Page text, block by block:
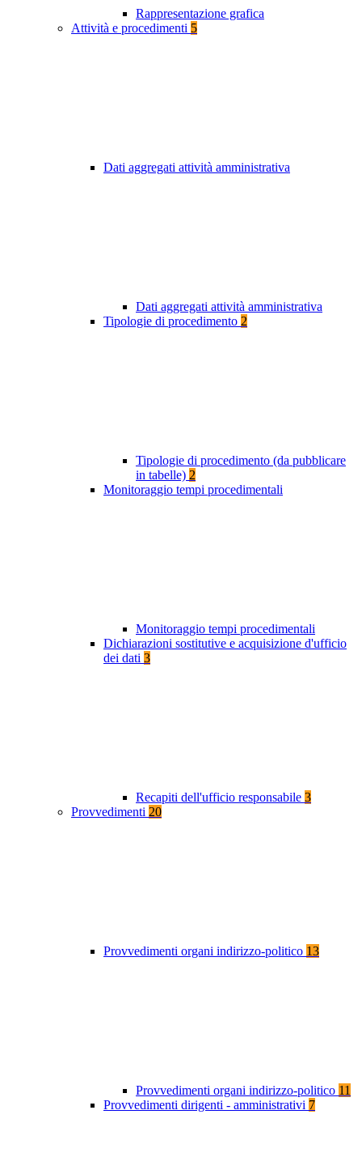
Rappresentazione grafica
Attività e procedimenti 5
Dati aggregati attività amministrativa
Dati aggregati attività amministrativa
Tipologie di procedimento 2
Tipologie di procedimento (da pubblicare
in tabelle) 2
Monitoraggio tempi procedimentali
Monitoraggio tempi procedimentali
Dichiarazioni sostitutive e acquisizione d'ufficio
dei dati 3
Recapiti dell'ufficio responsabile 3
Provvedimenti 20
Provvedimenti organi indirizzo-politico 13
Provvedimenti organi indirizzo-politico 11
Provvedimenti dirigenti - amministrativi 7